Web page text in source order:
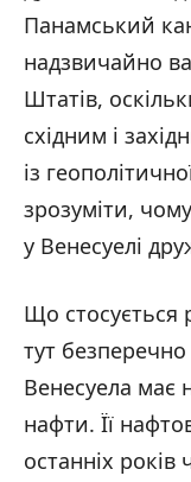
Панамський
надзвичайно
Штатів,
східним і
із
зрозуміти,
у Венесуелі
Що стосується
тут
Венесуела має
нафти. Її
останніх